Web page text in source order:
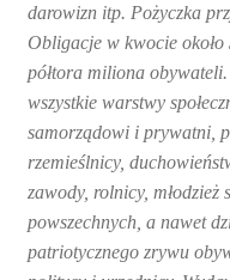
darowizn itp. Pożyczka
Obligacje w kwocie około
półtora miliona obywateli.
wszystkie warstwy
samorządowi i prywatni,
rzemieślnicy,
zawody, rolnicy, młodzież
powszechnych, a nawet
patriotycznego zrywu